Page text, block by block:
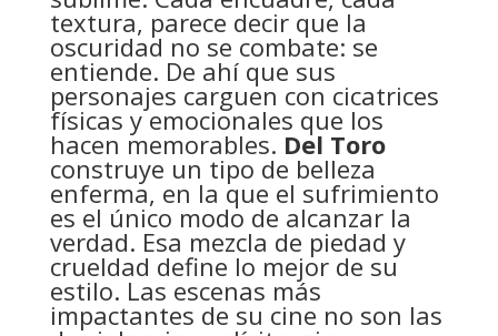
textura, parece decir que la
oscuridad no se combate: se
entiende. De ahí que sus
personajes carguen con cicatrices
físicas y emocionales que los
hacen memorables. Del Toro
construye un tipo de belleza
enferma, en la que el sufrimiento
es el único modo de alcanzar la
verdad. Esa mezcla de piedad y
crueldad define lo mejor de su
estilo. Las escenas más
impactantes de su cine no son las